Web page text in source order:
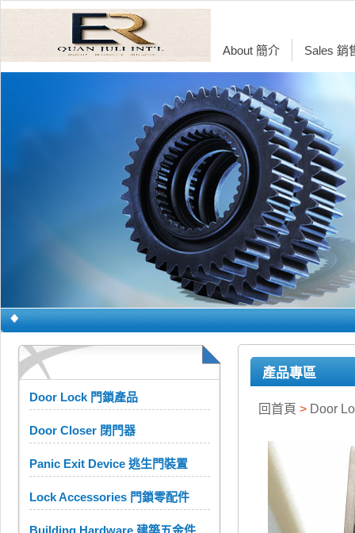
About 簡介 Sales 銷
Door Lock 門鎖產品
Door Closer 閉門器
Panic Exit Device 逃生門裝置
Lock Accessories 門鎖零配件
Building Hardware 建築五金件
產品專區
回首頁 > Door